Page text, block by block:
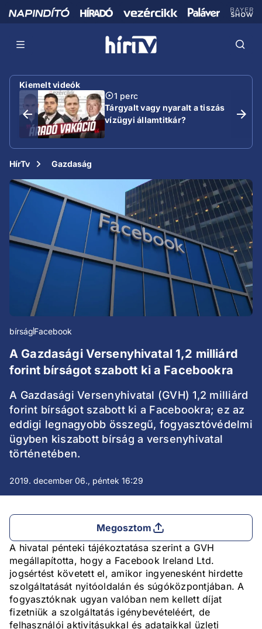
Kiemelt videók
1 perc
Tárgyalt vagy nyaralt a tiszás
vízügyi államtitkár?
HírTv Gazdaság
bírságFacebook
A Gazdasági Versenyhivatal 1,2 milliárd
forint bírságot szabott ki a Facebookra
A Gazdasági Versenyhivatal (GVH) 1,2 milliárd
forint bírságot szabott ki a Facebookra; ez az
eddigi legnagyobb összegű, fogyasztóvédelmi
ügyben kiszabott bírság a versenyhivatal
történetében.
2019. december 06., péntek 16:29
Megosztom
A hivatal pénteki tájékoztatása szerint a GVH
megállapította, hogy a Facebook Ireland Ltd.
jogsértést követett el, amikor ingyenesként hirdette
szolgáltatását nyitóoldalán és súgóközpontjában. A
fogyasztóknak ugyan valóban nem kellett díjat
fizetniük a szolgáltatás igénybevételéért, de
felhasználói aktivitásukkal és adataikkal üzleti